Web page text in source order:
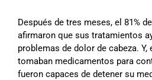
Después de tres meses, el 81%
afirmaron que sus tratamientos
problemas de dolor de cabeza. Y,
tomaban medicamentos para
fueron capaces de detener su